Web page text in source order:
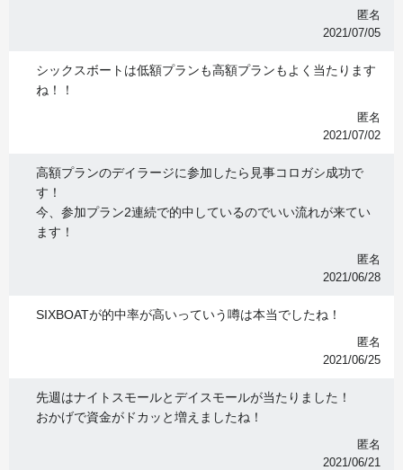
匿名
2021/07/05
シックスボートは低額プランも高額プランもよく当たります
ね！！
匿名
2021/07/02
高額プランのデイラージに参加したら見事コロガシ成功で
す！
今、参加プラン2連続で的中しているのでいい流れが来てい
ます！
匿名
2021/06/28
SIXBOATが的中率が高いっていう噂は本当でしたね！
匿名
2021/06/25
先週はナイトスモールとデイスモールが当たりました！
おかげで資金がドカッと増えましたね！
匿名
2021/06/21